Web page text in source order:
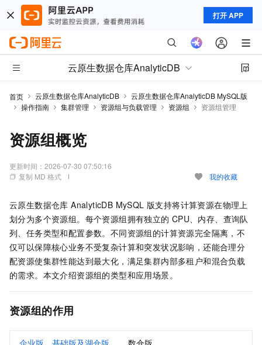
打开 APP
云原生数据仓库AnalyticDB
首页 云原生数据仓库AnalyticDB
云原生数据仓库AnalyticDB MySQL版
操作指南
集群管理 资源组与负载管理 资源组 资源组管理
资源组概览
更新时间： 2026-07-30 07:50:16
复制 MD 格式
我的收藏
云原生数据仓库 AnalyticDB MySQL 版支持将计算资源在物理上
划分为多个资源组。每个资源组拥有独立的 CPU、内存、查询队
列、任务类型和配置参数。不同资源组的计算资源完全隔离，不
仅可以保障核心业务不受复杂计算和突发状况影响，还能合理分
配资源使集群性能达到最大化，满足集群内部多租户和混合负载
的需求。本文介绍资源组的类型和应用场景。
资源组的作用